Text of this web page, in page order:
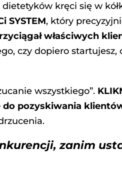
kręci się w
SYSTEM, który
właściwych
czy dopiero startujesz,
wszystkiego”.
do pozyskiwania
zanim